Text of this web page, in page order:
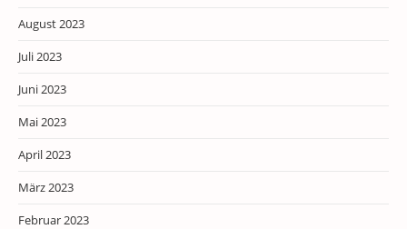
August 2023
Juli 2023
Juni 2023
Mai 2023
April 2023
März 2023
Februar 2023